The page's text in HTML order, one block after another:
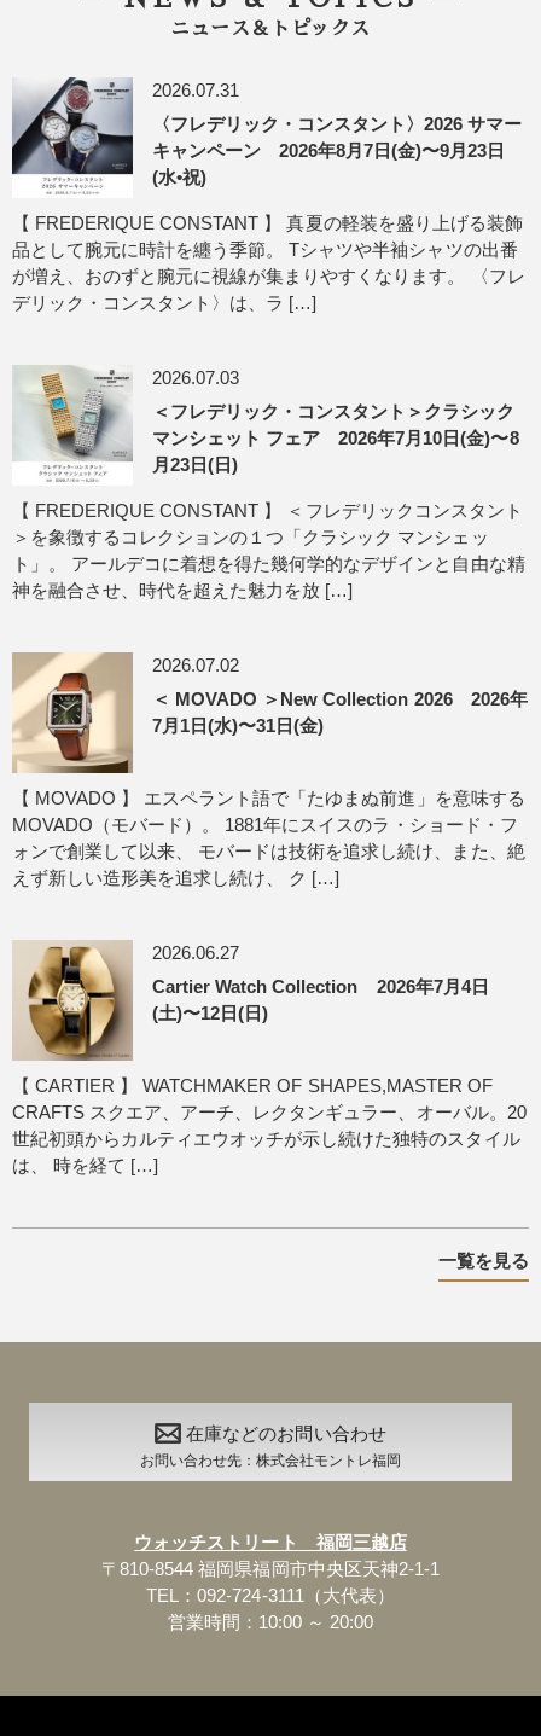
ニュース＆トピックス
2026.07.31
〈フレデリック・コンスタント〉2026 サマー
キャンペーン 2026年8月7日(金)〜9月23日
(水•祝)
【 FREDERIQUE CONSTANT 】 真夏の軽装を盛り上げる装飾
品として腕元に時計を纏う季節。 Tシャツや半袖シャツの出番
が増え、おのずと腕元に視線が集まりやすくなります。 〈フレ
デリック・コンスタント〉は、ラ […]
2026.07.03
＜フレデリック・コンスタント＞クラシック
マンシェット フェア 2026年7月10日(金)〜8
月23日(日)
【 FREDERIQUE CONSTANT 】 ＜フレデリックコンスタント
＞を象徴するコレクションの１つ「クラシック マンシェッ
ト」。 アールデコに着想を得た幾何学的なデザインと自由な精
神を融合させ、時代を超えた魅力を放 […]
2026.07.02
＜ MOVADO ＞New Collection 2026 2026年
7月1日(水)〜31日(金)
【 MOVADO 】 エスペラント語で「たゆまぬ前進」を意味する
MOVADO（モバード）。 1881年にスイスのラ・ショード・フ
ォンで創業して以来、 モバードは技術を追求し続け、また、絶
えず新しい造形美を追求し続け、 ク […]
2026.06.27
Cartier Watch Collection 2026年7月4日
(土)〜12日(日)
【 CARTIER 】 WATCHMAKER OF SHAPES,MASTER OF
CRAFTS スクエア、アーチ、レクタンギュラー、オーバル。20
世紀初頭からカルティエウオッチが示し続けた独特のスタイル
は、 時を経て […]
一覧を見る
在庫などのお問い合わせ
お問い合わせ先：株式会社モントレ福岡
ウォッチストリート 福岡三越店
〒810-8544 福岡県福岡市中央区天神2-1-1
TEL：092-724-3111（大代表）
営業時間：10:00 ～ 20:00